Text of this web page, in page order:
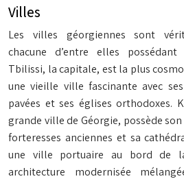
Villes
Les villes géorgiennes sont
chacune d’entre elles
Tbilissi, la capitale, est la plus
une vieille ville fascinante avec
pavées et ses églises orthodoxes.
grande ville de Géorgie, possède
forteresses anciennes et sa
une ville portuaire au bord de
architecture modernisée